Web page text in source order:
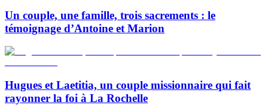
Un couple, une famille, trois sacrements : le
témoignage d’Antoine et Marion
Hugues et Laetitia, un couple missionnaire qui fait
rayonner la foi à La Rochelle